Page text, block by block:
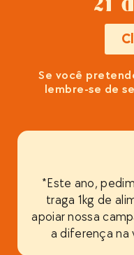
Se você
lembre-se de
*Este ano,
traga 1kg de
apoiar nossa
a diferença na